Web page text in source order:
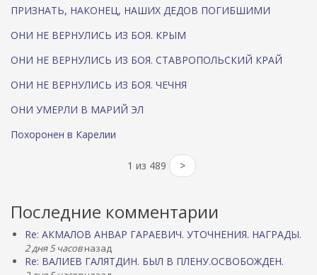
ПРИЗНАТЬ, НАКОНЕЦ, НАШИХ ДЕДОВ ПОГИБШИМИ
ОНИ НЕ ВЕРНУЛИСЬ ИЗ БОЯ. КРЫМ
ОНИ НЕ ВЕРНУЛИСЬ ИЗ БОЯ. СТАВРОПОЛЬСКИЙ КРАЙ
ОНИ НЕ ВЕРНУЛИСЬ ИЗ БОЯ. ЧЕЧНЯ
ОНИ УМЕРЛИ В МАРИЙ ЭЛ
Похоронен в Карелии
1 из 489 >
Последние комментарии
Re: АКМАЛОВ АНВАР ГАРАЕВИЧ. УТОЧНЕНИЯ. НАГРАДЫ.
2 дня 5 часовназад
Re: ВАЛИЕВ ГАЛЯТДИН. БЫЛ В ПЛЕНУ.ОСВОБОЖДЕН.